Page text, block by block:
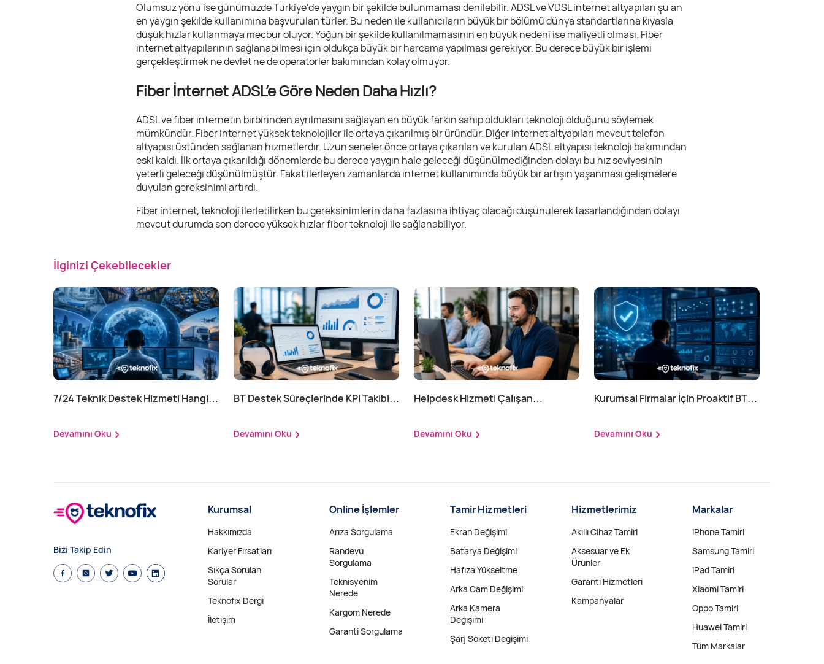
Olumsuz yönü ise günümüzde Türkiye’de yaygın bir şekilde bulunmaması denilebilir. ADSL ve VDSL internet altyapıları şu an
en yaygın şekilde kullanımına başvurulan türler. Bu neden ile kullanıcıların büyük bir bölümü dünya standartlarına kıyasla
düşük hızlar kullanmaya mecbur oluyor. Yoğun bir şekilde kullanılmamasının en büyük nedeni ise maliyetli olması. Fiber
internet altyapılarının sağlanabilmesi için oldukça büyük bir harcama yapılması gerekiyor. Bu derece büyük bir işlemi
gerçekleştirmek ne devlet ne de operatörler bakımından kolay olmuyor.
Fiber İnternet ADSL’e Göre Neden Daha Hızlı?
ADSL ve fiber internetin birbirinden ayrılmasını sağlayan en büyük farkın sahip oldukları teknoloji olduğunu söylemek
mümkündür. Fiber internet yüksek teknolojiler ile ortaya çıkarılmış bir üründür. Diğer internet altyapıları mevcut telefon
altyapısı üstünden sağlanan hizmetlerdir. Uzun seneler önce ortaya çıkarılan ve kurulan ADSL altyapısı teknoloji bakımından
eski kaldı. İlk ortaya çıkarıldığı dönemlerde bu derece yaygın hale geleceği düşünülmediğinden dolayı bu hız seviyesinin
yeterli geleceği düşünülmüştür. Fakat ilerleyen zamanlarda internet kullanımında büyük bir artışın yaşanması gelişmelere
duyulan gereksinimi artırdı.
Fiber internet, teknoloji ilerletilirken bu gereksinimlerin daha fazlasına ihtiyaç olacağı düşünülerek tasarlandığından dolayı
mevcut durumda son derece yüksek hızlar fiber teknoloji ile sağlanabiliyor.
İlginizi Çekebilecekler
7/24 Teknik Destek Hizmeti Hangi
Devamını Oku
BT Destek Süreçlerinde KPI Takibi
Devamını Oku
Helpdesk Hizmeti Çalışan
Devamını Oku
Kurumsal Firmalar İçin Proaktif BT
Devamını Oku
Hizmetlerimiz
Akıllı Cihaz Tamiri
Aksesuar ve Ek
Ürünler
Garanti Hizmetleri
Kampanyalar
Kurumsal
Hakkımızda
Kariyer Fırsatları
Sıkça Sorulan
Sorular
Teknofix Dergi
İletişim
Online İşlemler
Arıza Sorgulama
Randevu
Sorgulama
Teknisyenim
Nerede
Kargom Nerede
Garanti Sorgulama
Tamir Hizmetleri
Ekran Değişimi
Batarya Değişimi
Hafıza Yükseltme
Arka Cam Değişimi
Arka Kamera
Değişimi
Şarj Soketi Değişimi
Markalar
iPhone Tamiri
Samsung Tamiri
iPad Tamiri
Xiaomi Tamiri
Oppo Tamiri
Huawei Tamiri
Tüm Markalar
Bizi Takip Edin